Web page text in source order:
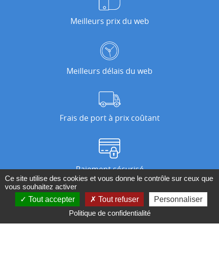
Meilleurs prix du web
Meilleurs délais du web
Frais de port à prix coûtant
Paiement sécurisé
Nos magasins
Ce site utilise des cookies et vous donne le contrôle sur ceux que
vous souhaitez activer
Tout accepter
Tout refuser
Personnaliser
Politique de confidentialité